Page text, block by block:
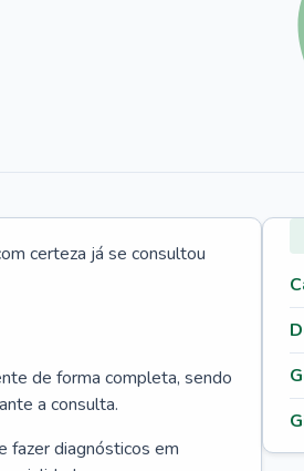
certeza já se consultou
de forma completa, sendo
a consulta.
fazer diagnósticos em